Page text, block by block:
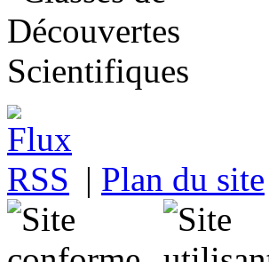
| Plan du site